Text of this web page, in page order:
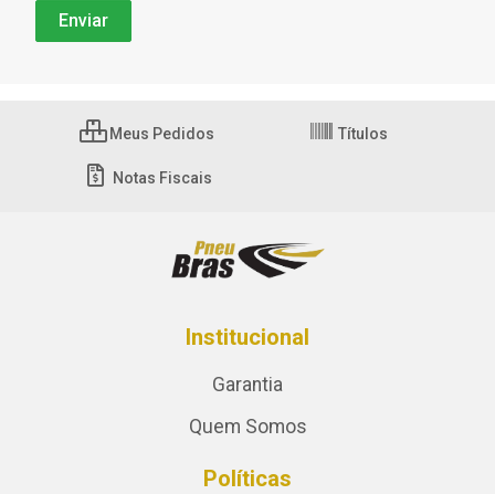
Meus Pedidos Títulos
Notas Fiscais
Institucional
Garantia
Quem Somos
Políticas